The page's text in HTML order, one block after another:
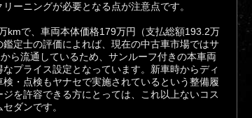
ーニングが必要となる点が注意点です。
kmで、車両本体価格179万円（支払総額193.2万
定士の評価によれば、現在の中古車市場ではサ
ら流通しているため、サンルーフ付きの本車両
プライス設定となっています。新車時からディ
・点検もヤナセで実施されているという整備履
を許容できる方にとっては、これ以上ないコス
ダンです。